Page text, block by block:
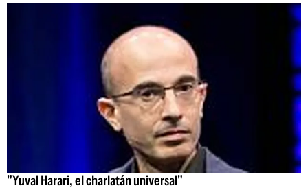
"Yuval Harari, el charlatán universal"